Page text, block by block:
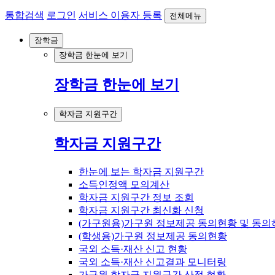
통합검색 로그인 서비스 이용자 등록 전체메뉴
장학금
장학금 한눈에 보기
장학금 한눈에 보기
학자금 지원구간
학자금 지원구간
한눈에 보는 학자금 지원구간
소득인정액 모의계산
학자금 지원구간 정보 조회
학자금 지원구간 최신화 신청
(가구원용)가구원 정보제공 동의현황 및 동의
(학생용)가구원 정보제공 동의현황
국외 소득·재산 신고 현황
국외 소득·재산 신고결과 모니터링